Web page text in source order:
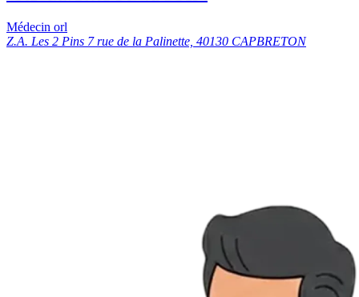
Médecin orl
Z.A. Les 2 Pins 7 rue de la Palinette, 40130 CAPBRETON